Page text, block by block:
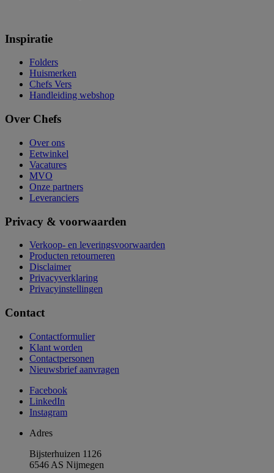
Inspiratie
Folders
Huismerken
Chefs Vers
Handleiding webshop
Over Chefs
Over ons
Eetwinkel
Vacatures
MVO
Onze partners
Leveranciers
Privacy & voorwaarden
Verkoop- en leveringsvoorwaarden
Producten retourneren
Disclaimer
Privacyverklaring
Privacyinstellingen
Contact
Contactformulier
Klant worden
Contactpersonen
Nieuwsbrief aanvragen
Facebook
LinkedIn
Instagram
Adres
Bijsterhuizen 1126
6546 AS Nijmegen